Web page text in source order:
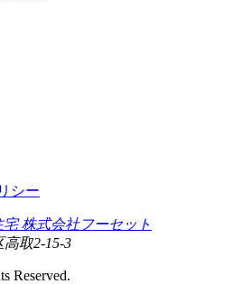
シー
株式会社フーセット
高取2-15-3
Reserved.